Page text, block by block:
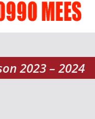
2023 – 2024